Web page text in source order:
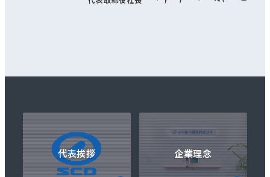
代表挨拶 企業理念